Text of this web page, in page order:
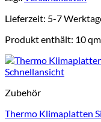
Lieferzeit: 5-7
Produkt enthält: 10qm
Schnellansicht
Zubehör
Thermo Klimaplatten